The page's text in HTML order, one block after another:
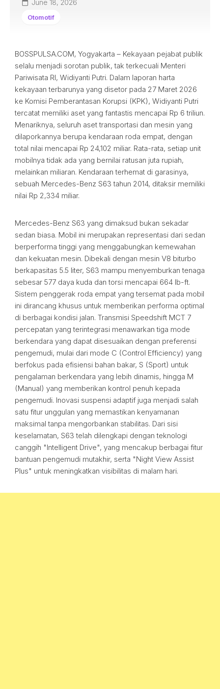
June 18, 2026
Otomotif
BOSSPULSA.COM, Yogyakarta – Kekayaan pejabat publik
selalu menjadi sorotan publik, tak terkecuali Menteri
Pariwisata RI, Widiyanti Putri. Dalam laporan harta
kekayaan terbarunya yang disetor pada 27 Maret 2026
ke Komisi Pemberantasan Korupsi (KPK), Widiyanti Putri
tercatat memiliki aset yang fantastis mencapai Rp 6 triliun.
Menariknya, seluruh aset transportasi dan mesin yang
dilaporkannya berupa kendaraan roda empat, dengan
total nilai mencapai Rp 24,102 miliar. Rata-rata, setiap unit
mobilnya tidak ada yang bernilai ratusan juta rupiah,
melainkan miliaran. Kendaraan terhemat di garasinya,
sebuah Mercedes-Benz S63 tahun 2014, ditaksir memiliki
nilai Rp 2,334 miliar.
Mercedes-Benz S63 yang dimaksud bukan sekadar
sedan biasa. Mobil ini merupakan representasi dari sedan
berperforma tinggi yang menggabungkan kemewahan
dan kekuatan mesin. Dibekali dengan mesin V8 biturbo
berkapasitas 5.5 liter, S63 mampu menyemburkan tenaga
sebesar 577 daya kuda dan torsi mencapai 664 lb-ft.
Sistem penggerak roda empat yang tersemat pada mobil
ini dirancang khusus untuk memberikan performa optimal
di berbagai kondisi jalan. Transmisi Speedshift MCT 7
percepatan yang terintegrasi menawarkan tiga mode
berkendara yang dapat disesuaikan dengan preferensi
pengemudi, mulai dari mode C (Control Efficiency) yang
berfokus pada efisiensi bahan bakar, S (Sport) untuk
pengalaman berkendara yang lebih dinamis, hingga M
(Manual) yang memberikan kontrol penuh kepada
pengemudi. Inovasi suspensi adaptif juga menjadi salah
satu fitur unggulan yang memastikan kenyamanan
maksimal tanpa mengorbankan stabilitas. Dari sisi
keselamatan, S63 telah dilengkapi dengan teknologi
canggih "Intelligent Drive", yang mencakup berbagai fitur
bantuan pengemudi mutakhir, serta "Night View Assist
Plus" untuk meningkatkan visibilitas di malam hari.